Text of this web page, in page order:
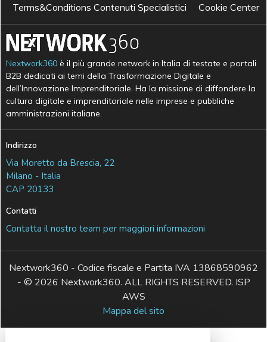
Terms&Conditions Contenuti Specialistici
Cookie Center
Nextwork360 è il più grande network in Italia di testate e portali
B2B dedicati ai temi della Trasformazione Digitale e
dell’Innovazione Imprenditoriale. Ha la missione di diffondere la
cultura digitale e imprenditoriale nelle imprese e pubbliche
amministrazioni italiane.
Indirizzo
Via Moretto da Brescia, 22
Milano - Italia
CAP 20133
Contatti
Contatta il nostro team per maggiori informazioni
Nextwork360 - Codice fiscale e Partita IVA 13868590962
- © 2026 Nextwork360. ALL RIGHTS RESERVED. ISP
AWS
Mappa del sito